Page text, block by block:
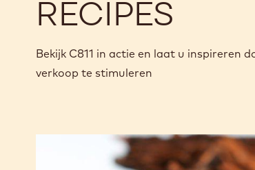
RECIPES
Bekijk C811 in actie en laat u inspireren
verkoop te stimuleren